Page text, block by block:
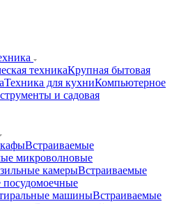
техникаКрупная бытовая
Техника для кухниКомпьютерное
и садовая
Встраиваемые
микроволновые
камерыВстраиваемые
машиныВстраиваемые